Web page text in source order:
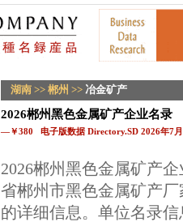
湖南 >> 郴州 >> 冶金矿产
2026郴州黑色金属矿产企业名录
—￥380 电子版数据 Directory.SD 2026年7
2026郴州黑色金属矿产
省郴州市黑色金属矿产
的详细信息。单位名录